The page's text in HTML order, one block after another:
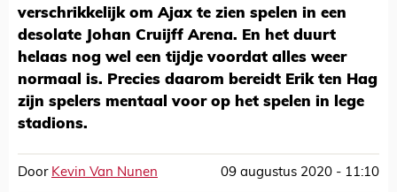
verschrikkelijk om Ajax te zien spelen in een
desolate Johan Cruijff Arena. En het duurt
helaas nog wel een tijdje voordat alles weer
normaal is. Precies daarom bereidt Erik ten Hag
zijn spelers mentaal voor op het spelen in lege
stadions.
Door Kevin Van Nunen 09 augustus 2020 - 11:10